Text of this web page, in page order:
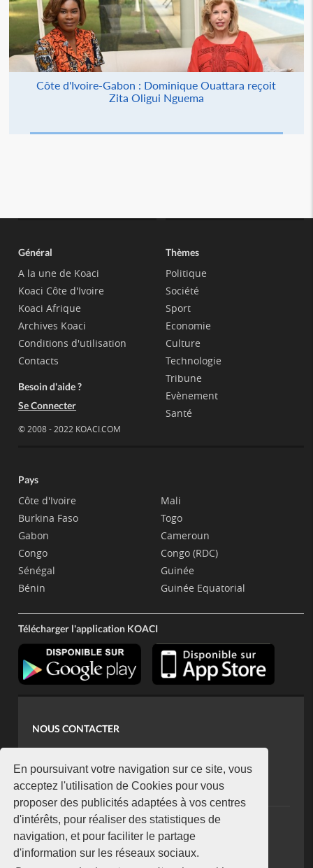
En poursuivant votre navigation sur ce site, vous
acceptez l'utilisation de Cookies pour vous
proposer des publicités adaptées à vos centres
d'intérêts, pour réaliser des statistiques de
navigation, et pour faciliter le partage
d'information sur les réseaux sociaux.
Côte d'Ivoire-Gabon : Dominique Ouattara reçoit
Zita Oligui Nguema
Général
A la une de Koaci
Koaci Côte d'Ivoire
Koaci Afrique
Archives Koaci
Conditions d'utilisation
Contacts
Besoin d'aide ?
Se Connecter
© 2008 - 2022 KOACI.COM
Thèmes
Politique
Société
Sport
Economie
Culture
Technologie
Tribune
Evènement
Santé
Pays
Côte d'Ivoire
Burkina Faso
Gabon
Congo
Sénégal
Bénin
Mali
Togo
Cameroun
Congo (RDC)
Guinée
Guinée Equatorial
Télécharger l'application KOACI
NOUS CONTACTER
koaci@yahoo.fr
+225 07 08 85 52 93
NEWSLETTER
Restez connecté via notre newsletter